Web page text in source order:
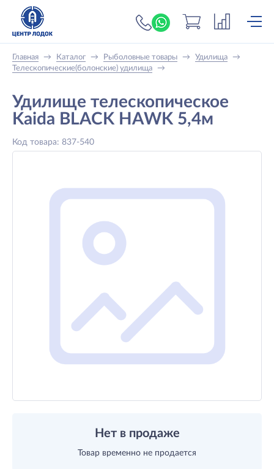
+7 (919) 698-56-
Главная → Каталог → Рыболовные товары → Удилища
→
Телескопические(болонские) удилища
→
Удилище телескопическое
Kaida BLACK HAWK 5,4м
Код товара: 837-540
Нет в продаже
Товар временно не продается